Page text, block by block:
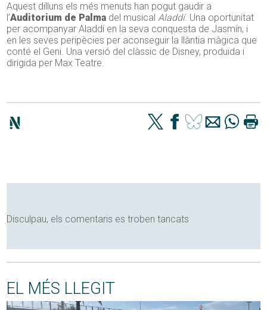
Aquest dilluns els més menuts han pogut gaudir a
l’Auditorium de Palma del musicalAladdí. Una oportunitat
per acompanyar Aladdí en la seva conquesta de Jasmín, i
en les seves peripècies per aconseguir la llàntia màgica que
conté el Geni. Una versió del clàssic de Disney, produïda i
dirigida per Max Teatre.
Disculpau, els comentaris es troben tancats
EL MÉS LLEGIT